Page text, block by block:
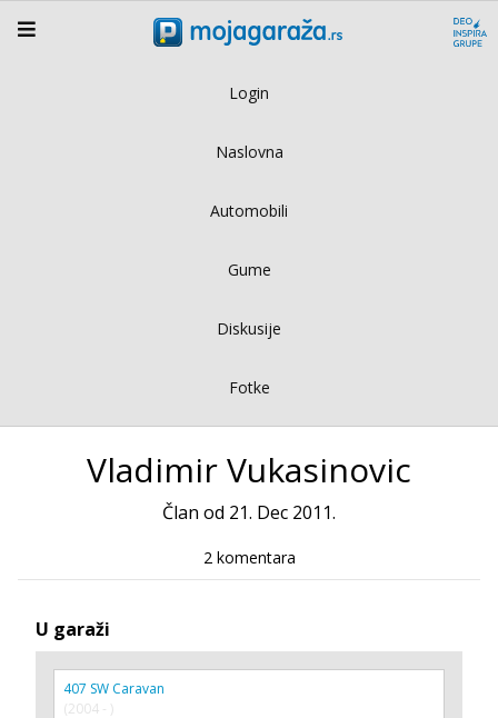
Login
Naslovna
Automobili
Gume
Diskusije
Fotke
Vladimir Vukasinovic
Član od 21. Dec 2011.
2 komentara
U garaži
407 SW Caravan
(2004 - )